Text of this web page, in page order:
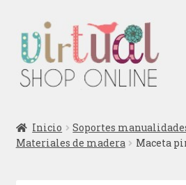
la
navegación
al
contenido
Podcast
Inicio Soportes
Materiales de madera
Maceta